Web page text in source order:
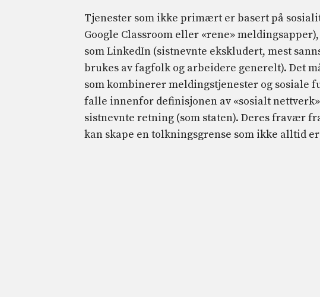
Tjenester som ikke primært er basert på
Google Classroom eller «rene»
som LinkedIn (sistnevnte ekskludert, mest
brukes av fagfolk og arbeidere generelt). Det
som kombinerer meldingstjenester og sosiale
falle innenfor definisjonen av «sosialt
sistnevnte retning (som staten). Deres fravær
kan skape en tolkningsgrense som ikke alltid